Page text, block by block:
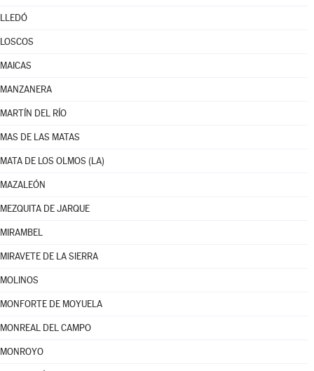
LLEDÓ
LOSCOS
MAICAS
MANZANERA
MARTÍN DEL RÍO
MAS DE LAS MATAS
MATA DE LOS OLMOS (LA)
MAZALEÓN
MEZQUITA DE JARQUE
MIRAMBEL
MIRAVETE DE LA SIERRA
MOLINOS
MONFORTE DE MOYUELA
MONREAL DEL CAMPO
MONROYO